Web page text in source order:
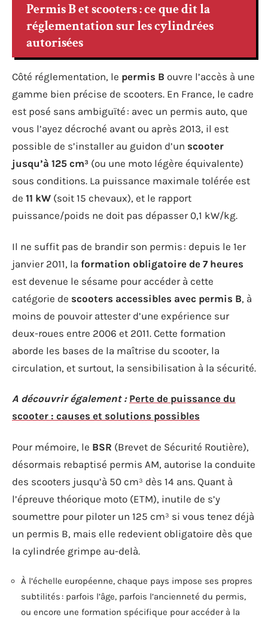
Permis B et scooters : ce que dit la
réglementation sur les cylindrées
autorisées
Côté réglementation, le permis B ouvre l’accès à une
gamme bien précise de scooters. En France, le cadre
est posé sans ambiguïté : avec un permis auto, que
vous l’ayez décroché avant ou après 2013, il est
possible de s’installer au guidon d’un scooter
jusqu’à 125 cm³ (ou une moto légère équivalente)
sous conditions. La puissance maximale tolérée est
de 11 kW (soit 15 chevaux), et le rapport
puissance/poids ne doit pas dépasser 0,1 kW/kg.
Il ne suffit pas de brandir son permis : depuis le 1er
janvier 2011, la formation obligatoire de 7 heures
est devenue le sésame pour accéder à cette
catégorie de scooters accessibles avec permis B, à
moins de pouvoir attester d’une expérience sur
deux-roues entre 2006 et 2011. Cette formation
aborde les bases de la maîtrise du scooter, la
circulation, et surtout, la sensibilisation à la sécurité.
A découvrir également : Perte de puissance du
scooter : causes et solutions possibles
Pour mémoire, le BSR (Brevet de Sécurité Routière),
désormais rebaptisé permis AM, autorise la conduite
des scooters jusqu’à 50 cm³ dès 14 ans. Quant à
l’épreuve théorique moto (ETM), inutile de s’y
soumettre pour piloter un 125 cm³ si vous tenez déjà
un permis B, mais elle redevient obligatoire dès que
la cylindrée grimpe au-delà.
À l’échelle européenne, chaque pays impose ses propres
subtilités : parfois l’âge, parfois l’ancienneté du permis,
ou encore une formation spécifique pour accéder à la